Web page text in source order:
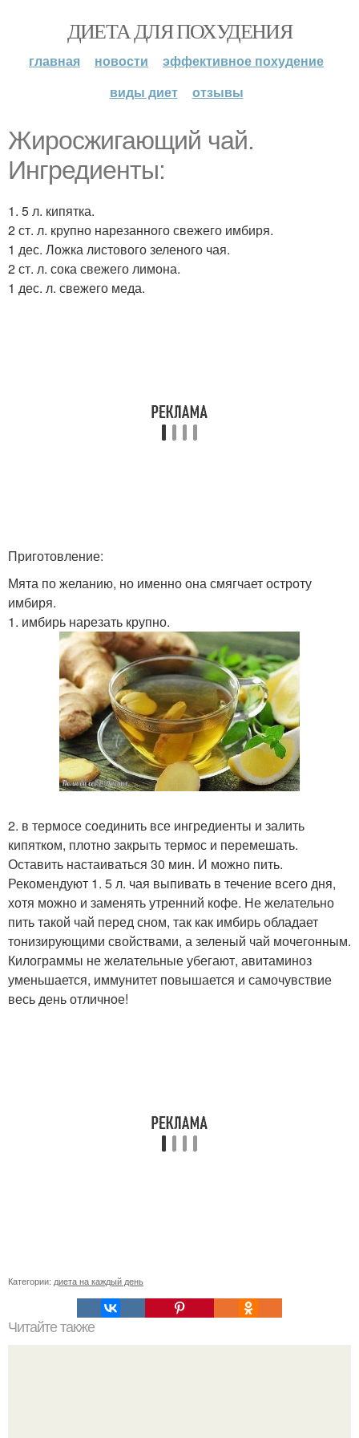
ДИЕТА ДЛЯ ПОХУДЕНИЯ
главная новости
эффективное похудение
виды диет
отзывы
Жиросжигающий чай.
Ингредиенты:
1. 5 л. кипятка.
2 ст. л. крупно нарезанного свежего имбиря.
1 дес. Ложка листового зеленого чая.
2 ст. л. сока свежего лимона.
1 дес. л. свежего меда.
Приготовление:
Мята по желанию, но именно она смягчает остроту
имбиря.
1. имбирь нарезать крупно.
2. в термосе соединить все ингредиенты и залить
кипятком, плотно закрыть термос и перемешать.
Оставить настаиваться 30 мин. И можно пить.
Рекомендуют 1. 5 л. чая выпивать в течение всего дня,
хотя можно и заменять утренний кофе. Не желательно
пить такой чай перед сном, так как имбирь обладает
тонизирующими свойствами, а зеленый чай мочегонным.
Килограммы не желательные убегают, авитаминоз
уменьшается, иммунитет повышается и самочувствие
весь день отличное!
Категории: диета на каждый день
Читайте также